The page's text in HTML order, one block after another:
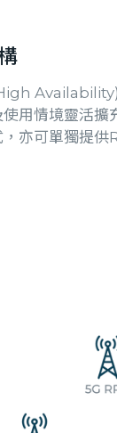
用情境靈活擴
亦可單獨提供